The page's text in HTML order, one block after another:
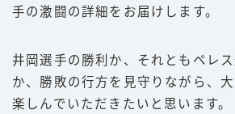
運営者情報
お問い合わせ
手の激闘の詳細をお届けします。
井岡選手の勝利か、それともペレ
か、勝敗の行方を見守りながら、
楽しんでいただきたいと思います。